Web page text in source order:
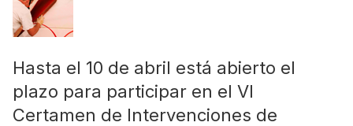
Hasta el 10 de abril está abierto el
plazo para participar en el VI
Certamen de Intervenciones de